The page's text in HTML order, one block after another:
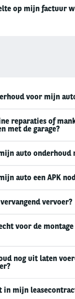
op mijn factuur
voor mijn
reparaties of
met de garage?
auto onderhoud
auto een APK
vervoer?
voor de
nog uit laten
in mijn